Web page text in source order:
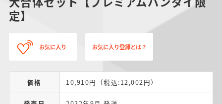
定】
お気に入り お気に入り登録とは？
価格 10,910円（税込:12,002円）